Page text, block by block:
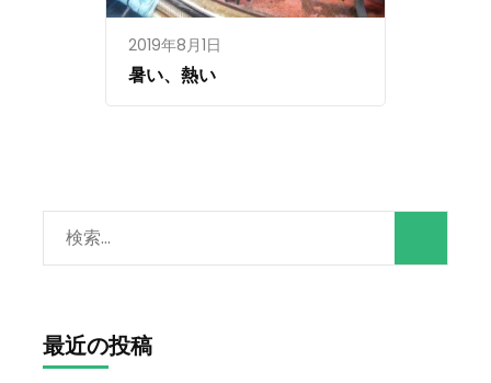
2019年8月1日
暑い、熱い
検
索:
最近の投稿